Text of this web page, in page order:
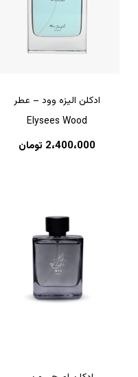
ادکلن الیزه وود – عطر
Elysees Wood
2،400،000 تومان